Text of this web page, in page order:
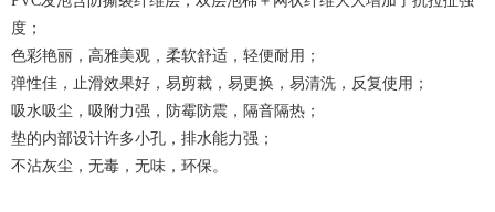
度；
色彩艳丽，高雅美观，柔软舒适，轻便耐用；
弹性佳，止滑效果好，易剪裁，易更换，易清洗，反复使用；
吸水吸尘，吸附力强，防霉防震，隔音隔热；
垫的内部设计许多小孔，排水能力强；
不沾灰尘，无毒，无味，环保。